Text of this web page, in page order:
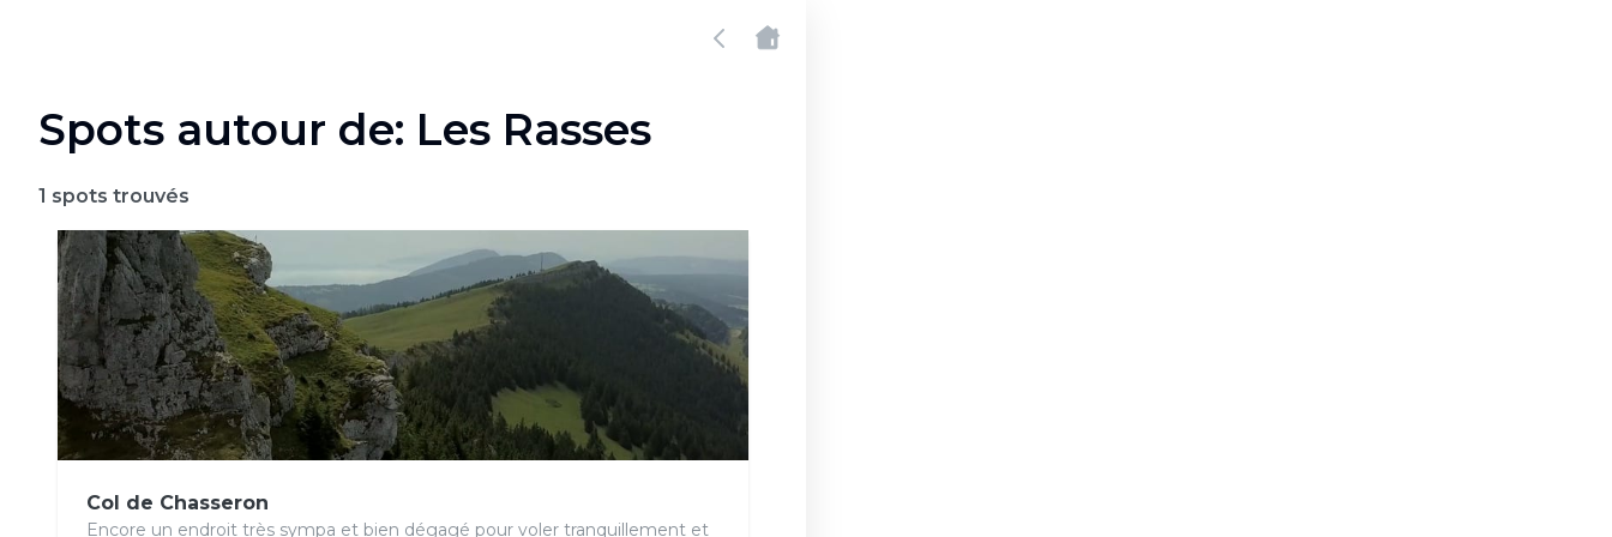
Spots autour de: Les Rasses
1 spots trouvés
Col de Chasseron
Encore un endroit très sympa et bien dégagé pour voler tranquillement et